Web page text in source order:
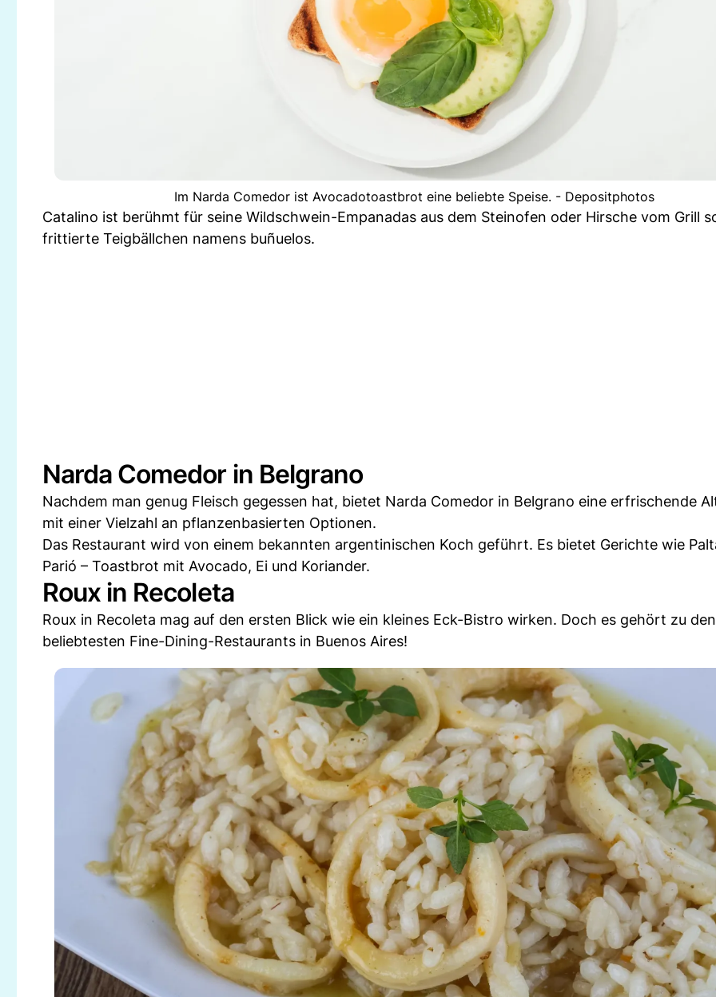
Im Narda Comedor ist Avocadotoastbrot eine beliebte Speise. - Depositphotos
Catalino ist berühmt für seine Wildschwein-Empanadas aus dem Steinofen oder Hirsche vom Grill
frittierte Teigbällchen namens buñuelos.
Narda Comedor in Belgrano
Nachdem man genug Fleisch gegessen hat, bietet Narda Comedor in Belgrano eine erfrischende
mit einer Vielzahl an pflanzenbasierten Optionen.
Das Restaurant wird von einem bekannten argentinischen Koch geführt. Es bietet Gerichte wie
Parió – Toastbrot mit Avocado, Ei und Koriander.
Roux in Recoleta
Roux in Recoleta mag auf den ersten Blick wie ein kleines Eck-Bistro wirken. Doch es gehört zu den
beliebtesten Fine-Dining-Restaurants in Buenos Aires!